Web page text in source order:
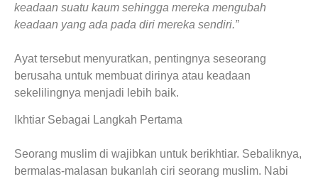
keadaan suatu kaum sehingga mereka mengubah
keadaan yang ada pada diri mereka sendiri.”
Ayat tersebut menyuratkan, pentingnya seseorang
berusaha untuk membuat dirinya atau keadaan
sekelilingnya menjadi lebih baik.
Ikhtiar Sebagai Langkah Pertama
Seorang muslim di wajibkan untuk berikhtiar. Sebaliknya,
bermalas-malasan bukanlah ciri seorang muslim. Nabi